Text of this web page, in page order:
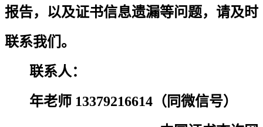
报告，以及证书信息遗漏等问题，请及时
联系我们。
联系人：
年老师 13379216614（同微信号）